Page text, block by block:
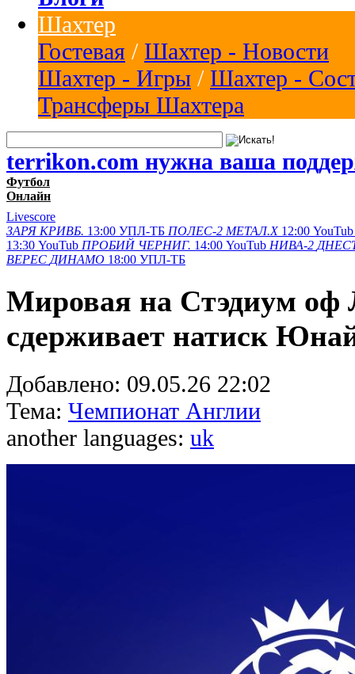
Шахтер
Гостевая / Шахтер - Новости
Шахтер - Игры / Шахтер -
Трансферы Шахтера
terrikon.com нужна ваша
Футбол
Онлайн
Livescore
ЗАРЯ КРИВБ. 13:00 УПЛ-ТБ ПОЛЕС-2 МЕТАЛ.Х 12:00 YouTub
13:30 YouTub ПРОБИЙ ЧЕРНИГ. 14:00 YouTub НИВА-2
ВЕРЕС ДИНАМО 18:00 УПЛ-ТБ
Мировая на Стэдиум оф
сдерживает натиск
Добавлено: 09.05.26 22:02
Тема: Чемпионат Англии
another languages: uk